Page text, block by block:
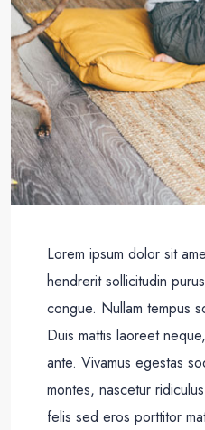
Lorem ipsum dolor sit
hendrerit sollicitudin
congue. Nullam tempus
Duis mattis laoreet
ante. Vivamus egestas
montes, nascetur
felis sed eros porttitor